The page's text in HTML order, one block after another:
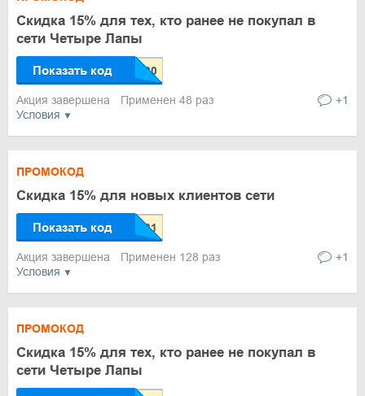
Условия
Скидка 15% для тех, кто ранее не покупал в
сети Четыре Лапы
Показать код
Акция завершена Применен 48 раз +1
Условия
ПРОМОКОД
Скидка 15% для новых клиентов сети
Показать код
Акция завершена Применен 128 раз +1
ПРОМОКОД
Скидка 15% для тех, кто ранее не покупал в
сети Четыре Лапы